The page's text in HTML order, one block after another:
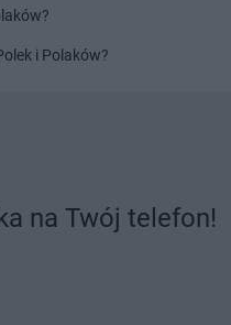
i Polaków?
na Twój telefon!